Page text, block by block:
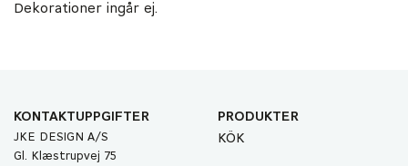
Dekorationer ingår ej.
KONTAKTUPPGIFTER
JKE DESIGN A/S
Gl. Klæstrupvej 75
PRODUKTER
KÖK